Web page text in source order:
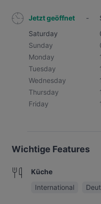
Jetzt geöffnet -
Saturday
Sunday
Monday
Tuesday
Wednesday
Thursday
Friday
Wichtige Features
Küche
International